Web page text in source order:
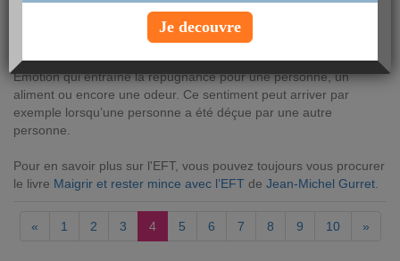
AUTEUR : Adrien Lemay
Le dégoût
Emotion qui entraîne la répugnance pour une personne, un
aliment ou encore une odeur. Ce sentiment peut arriver par
exemple lorsqu’une personne a été déçue par une autre
personne.
Pour en savoir plus sur l'EFT, vous pouvez toujours vous procurer
le livre Maigrir et rester mince avec l’EFT de Jean-Michel Gurret
« 1 2 3 4 5 6 7 8 9 10 »
Je decouvre